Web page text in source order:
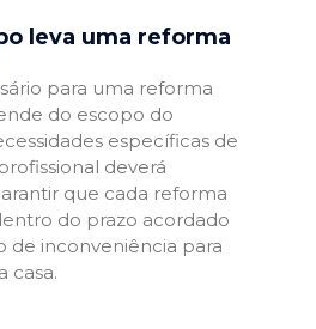
leva uma reforma
para uma reforma
do escopo do
específicas de
deverá
que cada reforma
do prazo acordado
de inconveniência para
casa.